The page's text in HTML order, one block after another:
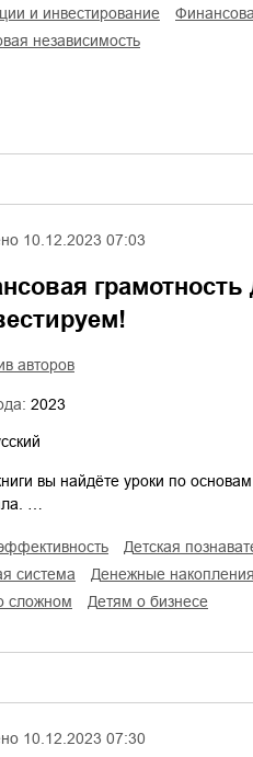
и инвестирование
независимость
10.12.2023 07:03
авторов
2023
вы найдёте уроки по
…
детская
система
денежные накопления
сложном
детям о бизнесе
10.12.2023 07:30